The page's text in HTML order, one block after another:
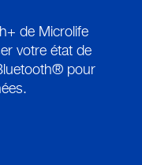
de Microlife
votre état de
pour